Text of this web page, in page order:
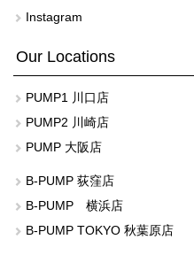
Instagram
Our Locations
PUMP1 川口店
PUMP2 川崎店
PUMP 大阪店
B-PUMP 荻窪店
B-PUMP 横浜店
B-PUMP TOKYO 秋葉原店